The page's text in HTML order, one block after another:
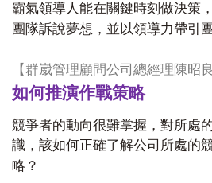
霸氣領導人能在關鍵時刻做決策
團隊訴說夢想，並以領導力帶引
【群崴管理顧問公司總經理陳昭良
如何推演作戰策略
競爭者的動向很難掌握，對所處
識，該如何正確了解公司所處的
略？